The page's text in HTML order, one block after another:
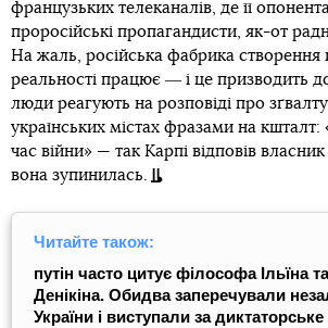
французьких телеканалів, де її
проросійські пропагандисти, як-от
На жаль, російська фабрика створення
реальності працює ― і це призводить
люди реагують на розповіді про
українських містах фразами на кшталт:
час війни» — так Карпі відповів
вона зупинилась.
Читайте також:
путін часто цитує філософа Ільїна
Денікіна. Обидва заперечували
України і виступали за